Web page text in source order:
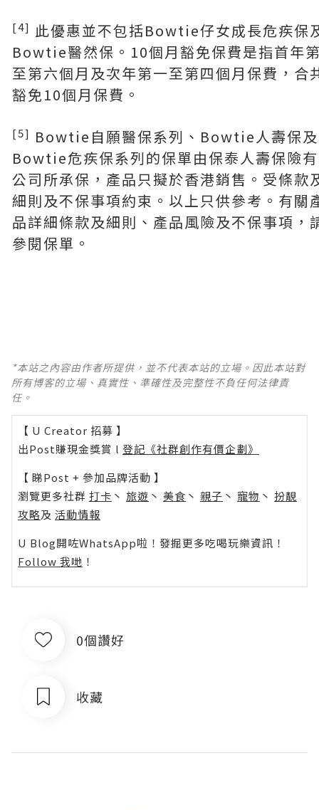
[4] 此優惠並不包括Bowtie仔女成長危疾保
Bowtie醫然保。10個月豁免保費是指首年
至第六個月及次年第一至第四個月保費，合
豁免10個月保費。
[5] Bowtie自願醫保系列、Bowtie人壽保及
Bowtie危疾保系列的保單由保泰人壽保險
公司所承保，產品只擬於香港銷售。受條款
細則及不保事項約束。以上只供參考。有關
品詳細條款及細則、產品風險及不保事項，
參閱保單。
*本站之內容由作者所提供，並不代表本站的立場。因此本站對
所有博客的立場、真實性、準確性及完整性不負任何法律責
任。
【 U Creator 招募 】
出Post賺現金獎賞 l 登記《社群創作有價企劃》
【 睇Post + 參加品牌活動 】
瀏覽更多社群 打卡 丶 旅遊 丶 美食 丶 親子 丶 寵物 丶 扮靚
攻略及 活動情報
U Blog開咗WhatsApp啦！發掘更多吃喝玩樂資訊！
Follow 我哋 ！
0個讚好
收藏